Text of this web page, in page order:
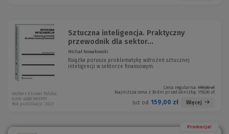
Sztuczna inteligencja. Praktyczny
przewodnik dla sektor...
Michał Nowakowski
Książka porusza problematykę wdrożeń sztucznej
inteligencji w sektorze finansowym.
Cena regularna: 159,00 zł
Najniższa cena z 30 dni przed obniżką: 159,00 zł
Już od: 159,00 zł Więcej
Wolters Kluwer Polska
KAM-4688 W01P01
Rok publikacji: 2023
Promocja!